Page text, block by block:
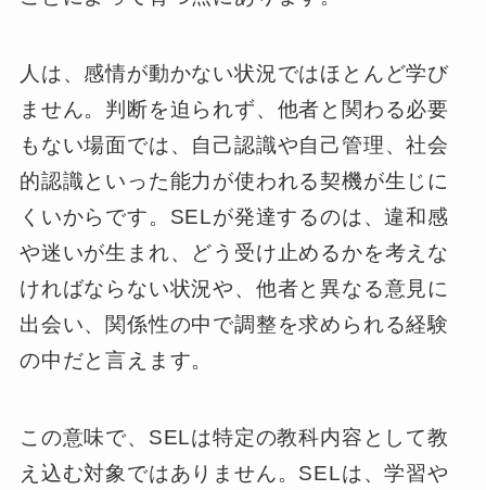
人は、感情が動かない状況ではほとんど学び
ません。判断を迫られず、他者と関わる必要
もない場面では、自己認識や自己管理、社会
的認識といった能力が使われる契機が生じに
くいからです。SELが発達するのは、違和感
や迷いが生まれ、どう受け止めるかを考えな
ければならない状況や、他者と異なる意見に
出会い、関係性の中で調整を求められる経験
の中だと言えます。
この意味で、SELは特定の教科内容として教
え込む対象ではありません。SELは、学習や